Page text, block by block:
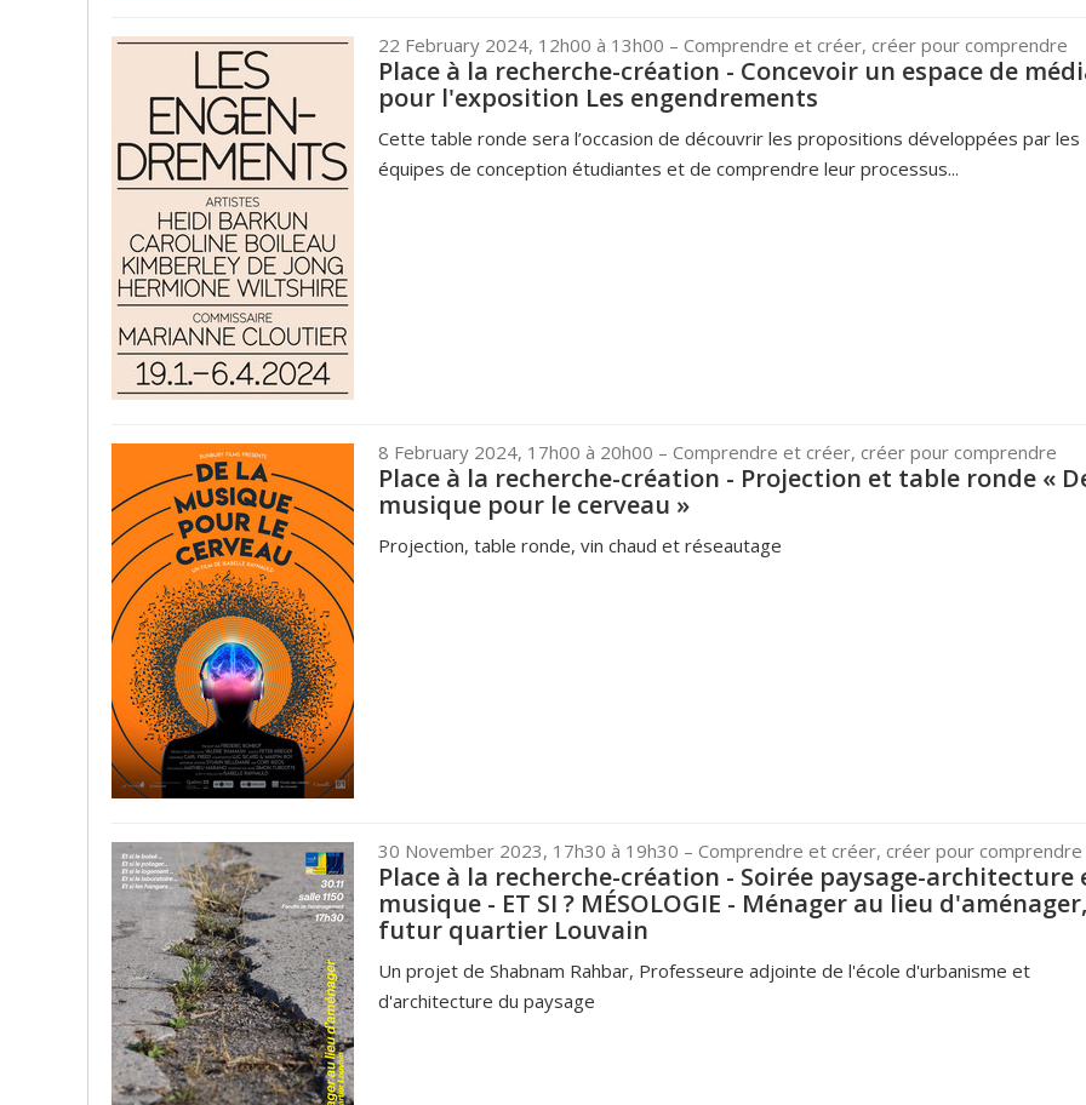
22 February 2024, 12h00 à 13h00 – Comprendre et créer, créer pour comprendre
Place à la recherche-création - Concevoir un espace de
pour l'exposition Les engendrements
Cette table ronde sera l’occasion de découvrir les propositions développées par les
équipes de conception étudiantes et de comprendre leur processus...
8 February 2024, 17h00 à 20h00 – Comprendre et créer, créer pour comprendre
Place à la recherche-création - Projection et table ronde «
musique pour le cerveau »
Projection, table ronde, vin chaud et réseautage
30 November 2023, 17h30 à 19h30 – Comprendre et créer, créer pour comprendre
Place à la recherche-création - Soirée paysage-architecture
musique - ET SI ? MÉSOLOGIE - Ménager au lieu d'aménager,
futur quartier Louvain
Un projet de Shabnam Rahbar, Professeure adjointe de l'école d'urbanisme et
d'architecture du paysage